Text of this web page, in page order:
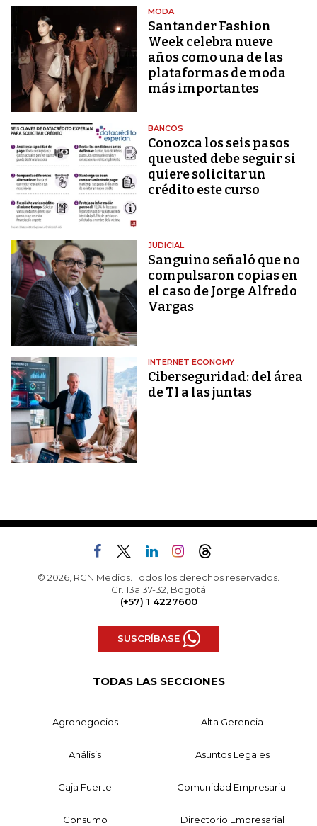
MODA
Santander Fashion
Week celebra nueve
años como una de las
plataformas de moda
más importantes
BANCOS
Conozca los seis pasos
que usted debe seguir si
quiere solicitar un
crédito este curso
JUDICIAL
Sanguino señaló que no
compulsaron copias en
el caso de Jorge Alfredo
Vargas
INTERNET ECONOMY
Ciberseguridad: del área
de TI a las juntas
© 2026, RCN Medios. Todos los derechos reservados.
Cr. 13a 37-32, Bogotá
(+57) 1 4227600
SUSCRÍBASE
TODAS LAS SECCIONES
Agronegocios Alta Gerencia
Análisis Asuntos Legales
Caja Fuerte Comunidad Empresarial
Consumo Directorio Empresarial